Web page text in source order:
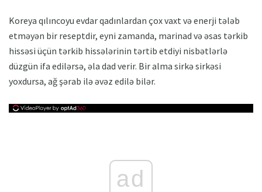
Koreya qılıncoyu evdar qadınlardan çox vaxt və enerji tələb
etməyən bir reseptdir, eyni zamanda, marinad və əsas tərkib
hissəsi üçün tərkib hissələrinin tərtib etdiyi nisbətlərlə
düzgün ifa edilərsə, əla dad verir. Bir alma sirkə sirkəsi
yoxdursa, ağ şərab ilə əvəz edilə bilər.
ad